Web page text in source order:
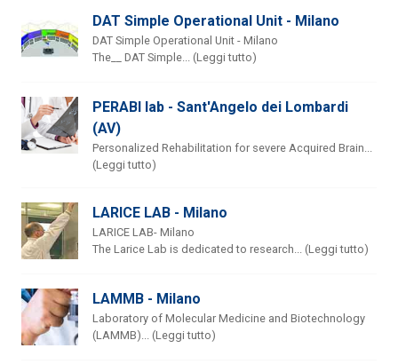
DAT Simple Operational Unit - Milano
DAT Simple Operational Unit - Milano
The__ DAT Simple... (Leggi tutto)
PERABI lab - Sant'Angelo dei Lombardi
(AV)
Personalized Rehabilitation for severe Acquired Brain...
(Leggi tutto)
LARICE LAB - Milano
LARICE LAB- Milano
The Larice Lab is dedicated to research... (Leggi tutto)
LAMMB - Milano
Laboratory of Molecular Medicine and Biotechnology
(LAMMB)... (Leggi tutto)